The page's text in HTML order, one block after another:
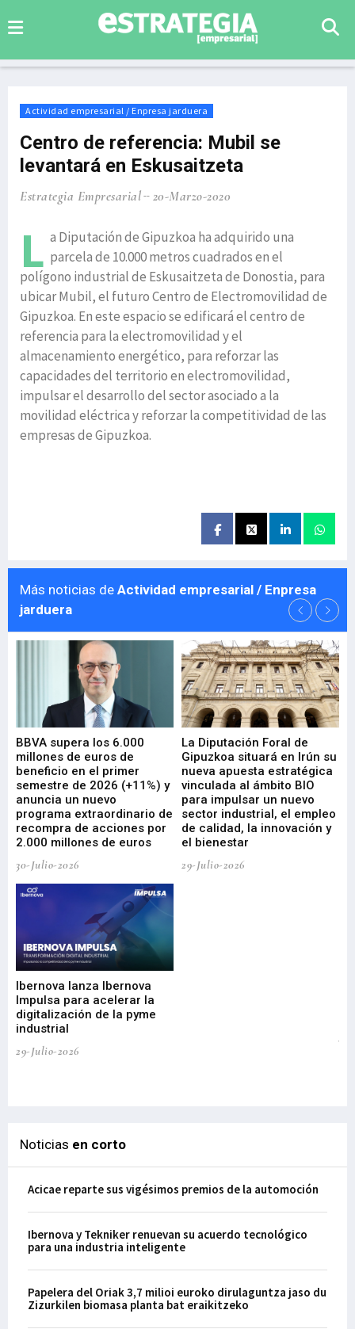
Actividad empresarial / Enpresa jarduera
Centro de referencia: Mubil se
levantará en Eskusaitzeta
Estrategia Empresarial 20-Marzo-2020
L a Diputación de Gipuzkoa ha adquirido una
parcela de 10.000 metros cuadrados en el
polígono industrial de Eskusaitzeta de Donostia, para
ubicar Mubil, el futuro Centro de Electromovilidad de
Gipuzkoa. En este espacio se edificará el centro de
referencia para la electromovilidad y el
almacenamiento energético, para reforzar las
capacidades del territorio en electromovilidad,
impulsar el desarrollo del sector asociado a la
movilidad eléctrica y reforzar la competitividad de las
empresas de Gipuzkoa.
Más noticias de Actividad empresarial / Enpresa
jarduera
BBVA supera los 6.000
millones de euros de
beneficio en el primer
semestre de 2026 (+11%) y
anuncia un nuevo
programa extraordinario de
recompra de acciones por
2.000 millones de euros
30-Julio-2026
La Diputación Foral de
Gipuzkoa situará en Irún su
nueva apuesta estratégica
vinculada al ámbito BIO
para impulsar un nuevo
sector industrial, el empleo
de calidad, la innovación y
el bienestar
29-Julio-2026
Ibernova lanza Ibernova
Impulsa para acelerar la
digitalización de la pyme
industrial
29-Julio-2026
Noticias en corto
Acicae reparte sus vigésimos premios de la automoción
Ibernova y Tekniker renuevan su acuerdo tecnológico
para una industria inteligente
Papelera del Oriak 3,7 milioi euroko dirulaguntza jaso du
Zizurkilen biomasa planta bat eraikitzeko